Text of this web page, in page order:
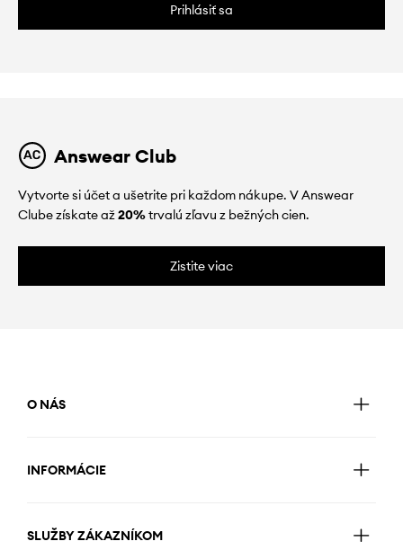
Prihlásiť sa
Answear Club
Vytvorte si účet a ušetrite pri každom nákupe. V Answear
Clube získate až20%trvalú zľavu z bežných cien.
Zistite viac
O NÁS
INFORMÁCIE
SLUŽBY ZÁKAZNÍKOM